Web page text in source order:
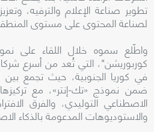
تطوير صناعة الإعلام والترفيه،
لصناعة المحتوى على مستوى
واطّلع سموه خلال اللقاء على
كوربوريشن"، التي تُعد من أسرع
في كوريا الجنوبية، حيث تجمع بين
ضمن نموذج «تك-إنتر»، مع
الاصطناعي التوليدي، والفرق
والاستوديوهات المدعومة بالذكاء